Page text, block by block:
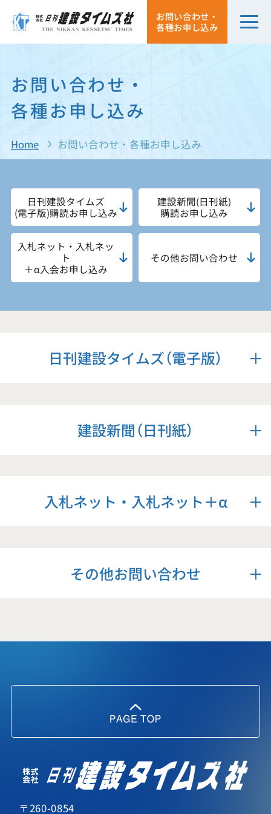
お問い合わせ・
各種お申し込み
お問い合わせ・
各種お申し込み
Home お問い合わせ・各種お申し込み
日刊建設タイムズ
(電子版)購読お申し込み
建設新聞(日刊紙)
購読お申し込み
入札ネット・入札ネッ
ト
＋α入会お申し込み
その他お問い合わせ
日刊建設タイムズ（電子版）
建設新聞（日刊紙）
入札ネット・入札ネット＋α
その他お問い合わせ
〒260-0854